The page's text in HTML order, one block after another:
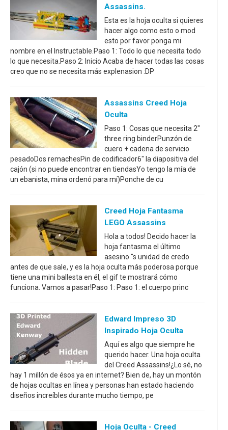
Assassins.
Esta es la hoja oculta si quieres
hacer algo como esto o mod
esto por favor ponga mi
nombre en el Instructable.Paso 1: Todo lo que necesita todo
lo que necesita.Paso 2: Inicio Acaba de hacer todas las cosas
creo que no se necesita más explenasion :DP
Assassins Creed Hoja
Oculta
Paso 1: Cosas que necesita 2"
three ring binderPunzón de
cuero + cadena de servicio
pesadoDos remachesPin de codificador6" la diapositiva del
cajón (si no puede encontrar en tiendasYo tengo la mía de
un ebanista, mina ordenó para mí)Ponche de cu
Creed Hoja Fantasma
LEGO Assassins
Hola a todos! Decido hacer la
hoja fantasma el último
asesino "s unidad de credo
antes de que sale, y es la hoja oculta más poderosa porque
tiene una mini ballesta en él, el gif te mostrará cómo
funciona. Vamos a pasar!Paso 1: Paso 1: el cuerpo princ
Edward Impreso 3D
Inspirado Hoja Oculta
Aquí es algo que siempre he
querido hacer. Una hoja oculta
del Creed Assassins!¿Lo sé, no
hay 1 millón de ésos ya en internet? Bien de, hay un montón
de hojas ocultas en línea y personas han estado haciendo
diseños increíbles durante mucho tiempo, pe
Hoja Oculta - Creed